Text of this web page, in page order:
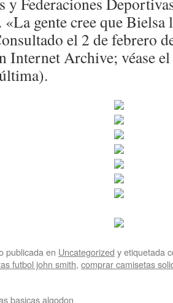
«La gente cree que Bielsa
el 2 de febrero
Internet Archive; véase
publicada en Uncategorized y etiquetada
futbol john smith, comprar camisetas
basicas algodon